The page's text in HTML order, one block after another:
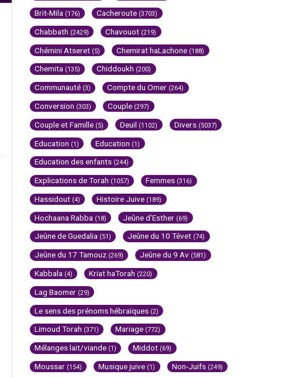
Brit-Mila (176) Cacheroute (3703)
Chabbath (2429) Chavouot (219)
Chémini Atseret (5) Chemirat haLachone (188)
Chemita (135) Chiddoukh (200)
Communauté (3) Compte du Omer (264)
Conversion (303) Couple (297)
Couple et Famille (5) Deuil (1102) Divers (5037)
Education (1) Education (1)
Education des enfants (244)
Explications de Torah (1057) Femmes (316)
Hassidout (4) Histoire Juive (189)
Hochaana Rabba (18) Jeûne d'Esther (69)
Jeûne de Guedalia (51) Jeûne du 10 Tévet (74)
Jeûne du 17 Tamouz (269) Jeûne du 9 Av (581)
Kabbala (4) Kriat haTorah (220)
Lag Baomer (29)
Le sens des prénoms hébraïques (2)
Limoud Torah (371) Mariage (772)
Mélanges lait/viande (1) Middot (69)
Moussar (154) Musique juive (1) Non-Juifs (249)